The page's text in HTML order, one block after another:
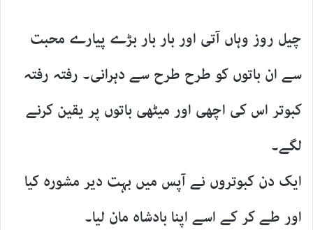
چیل روز وہاں آتی اور بار بار بڑے پیارے محبت
سے ان باتوں کو طرح طرح سے دہرانی۔ رفتہ رفتہ
کبوتر اس کی اچھی اور میٹھی باتوں پر یقین کرنے
لگے۔
ایک دن کبوتروں نے آپس میں بہت دیر مشورہ کیا
اور طے کر کے اسے اپنا بادشاہ مان لیا۔